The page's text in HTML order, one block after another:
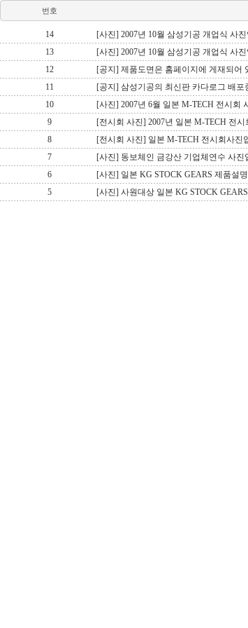
번호
14 [사진] 2007년 10월 삼성기공 개업식 사
13
[사진] 2007년 10월 삼성기공 개업식 사
12
[공지] 제품도면은 홈페이지에 게재되어
11
[공지] 삼성기공의 최신판 카다로그 배포
10
[사진] 2007년 6월 일본 M-TECH 전시회
9
[전시회 사진] 2007년 일본 M-TECH 전시
8
[전시회 사진] 일본 M-TECH 전시회사진
7
[사진] 동보체인 금강산 기업체연수 사진
6
[사진] 일본 KG STOCK GEARS 제품설
5
[사진] 사원대상 일본 KG STOCK